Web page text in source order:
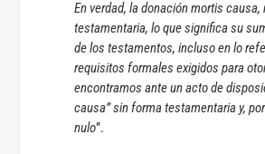
En verdad, la donación mortis
testamentaria, lo que significa su
de los testamentos, incluso en lo
requisitos formales exigidos para
encontramos ante un acto de
causa” sin forma testamentaria y,
nulo”.